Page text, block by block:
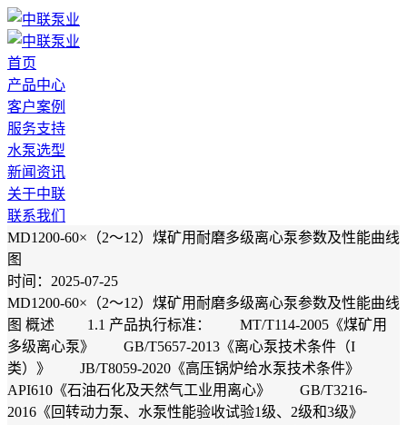
首页
产品中心
客户案例
服务支持
水泵选型
新闻资讯
关于中联
联系我们
MD1200-60×（2～12）煤矿用耐磨多级离心泵参数及性能曲线
图
时间：2025-07-25
MD1200-60×（2～12）煤矿用耐磨多级离心泵参数及性能曲线
图 概述 1.1 产品执行标准： MT/T114-2005《煤矿用
多级离心泵》 GB/T5657-2013《离心泵技术条件（I
类）》 JB/T8059-2020《高压锅炉给水泵技术条件》
API610《石油石化及天然气工业用离心》 GB/T3216-
2016《回转动力泵、水泵性能验收试验1级、2级和3级》